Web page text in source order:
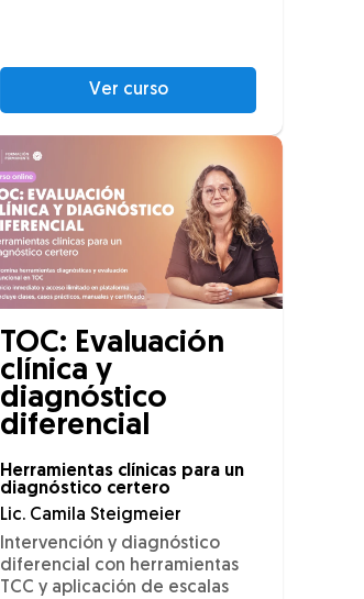
Ver curso
TOC: Evaluación
clínica y
diagnóstico
diferencial
Herramientas clínicas para un
diagnóstico certero
Lic. Camila Steigmeier
Intervención y diagnóstico
diferencial con herramientas
TCC y aplicación de escalas